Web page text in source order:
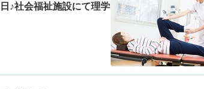
♪社会福祉施設にて理学